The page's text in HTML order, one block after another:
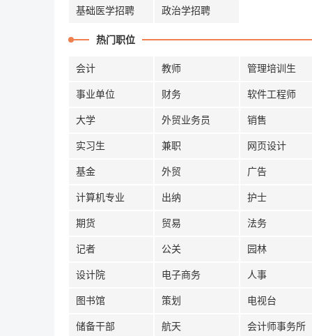
基础医学招聘 政治学招聘
热门职位
会计 教师 管理培训生
事业单位 财务 软件工程师
大学 外贸业务员 销售
实习生 兼职 网页设计
基金 外贸 广告
计算机专业 出纳 护士
期货 贸易 法务
记者 公关 园林
设计院 电子商务 人事
图书馆 策划 电视台
储备干部 航天 会计师事务所